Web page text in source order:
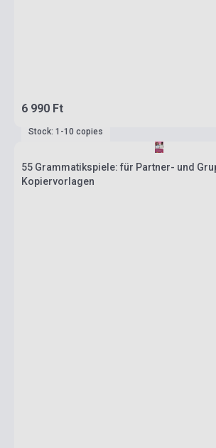
6 990 Ft
Stock: 1-10 copies
55 Grammatikspiele: für Partner- und
Kopiervorlagen